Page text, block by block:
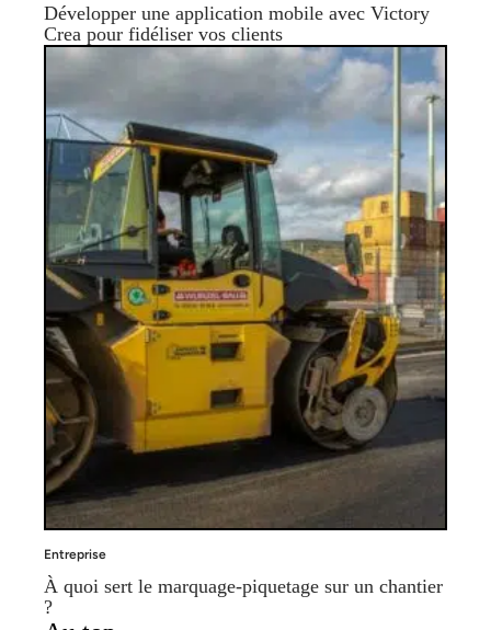
Développer une application mobile avec Victory
Crea pour fidéliser vos clients
Entreprise
À quoi sert le marquage-piquetage sur un chantier
?